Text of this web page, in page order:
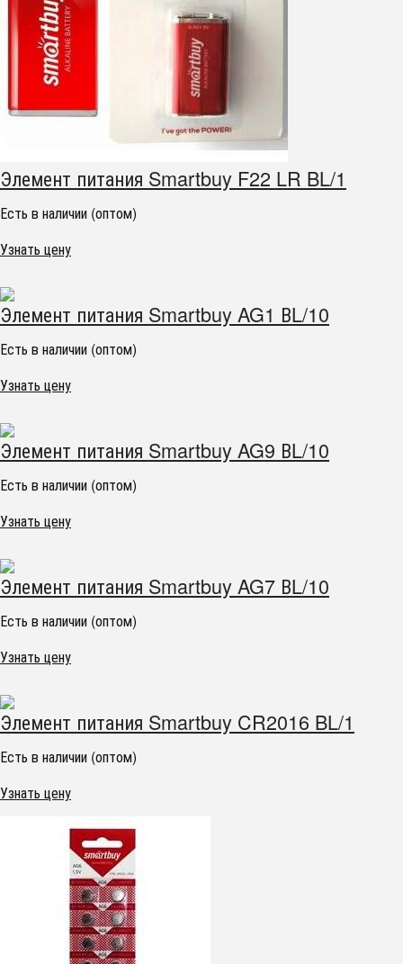
Элемент питания Smartbuy F22 LR BL/1
Есть в наличии (оптом)
Узнать цену
Элемент питания Smartbuy AG1 ВL/10
Есть в наличии (оптом)
Узнать цену
Элемент питания Smartbuy AG9 ВL/10
Есть в наличии (оптом)
Узнать цену
Элемент питания Smartbuy AG7 ВL/10
Есть в наличии (оптом)
Узнать цену
Элемент питания Smartbuy CR2016 BL/1
Есть в наличии (оптом)
Узнать цену